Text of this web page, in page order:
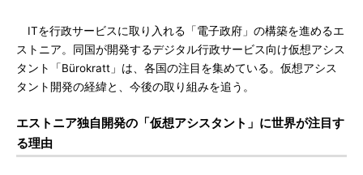
ITを行政サービスに取り入れる「電子政府」の構築を進めるエ
ストニア。同国が開発するデジタル行政サービス向け仮想アシス
タント「Bürokratt」は、各国の注目を集めている。仮想アシス
タント開発の経緯と、今後の取り組みを追う。
エストニア独自開発の「仮想アシスタント」に世界が注目す
る理由